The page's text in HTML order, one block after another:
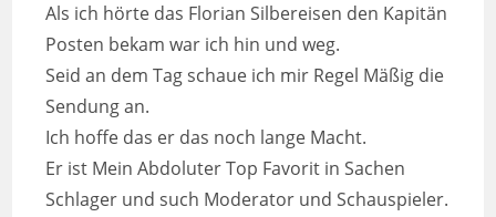
Als ich hörte das Florian Silbereisen den Kapitän
Posten bekam war ich hin und weg.
Seid an dem Tag schaue ich mir Regel Mäßig die
Sendung an.
Ich hoffe das er das noch lange Macht.
Er ist Mein Abdoluter Top Favorit in Sachen
Schlager und such Moderator und Schauspieler.